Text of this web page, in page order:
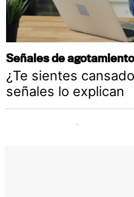
Señales de agotamiento
¿Te sientes
señales lo explican